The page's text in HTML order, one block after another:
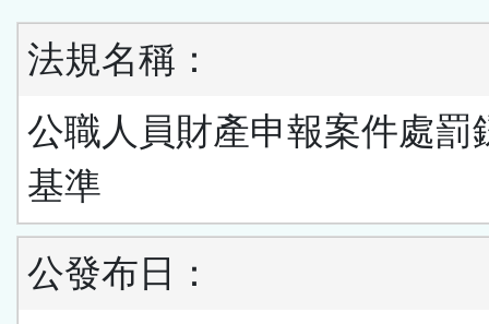
法規名稱：
公職人員財產申報案件處罰
基準
公發布日：